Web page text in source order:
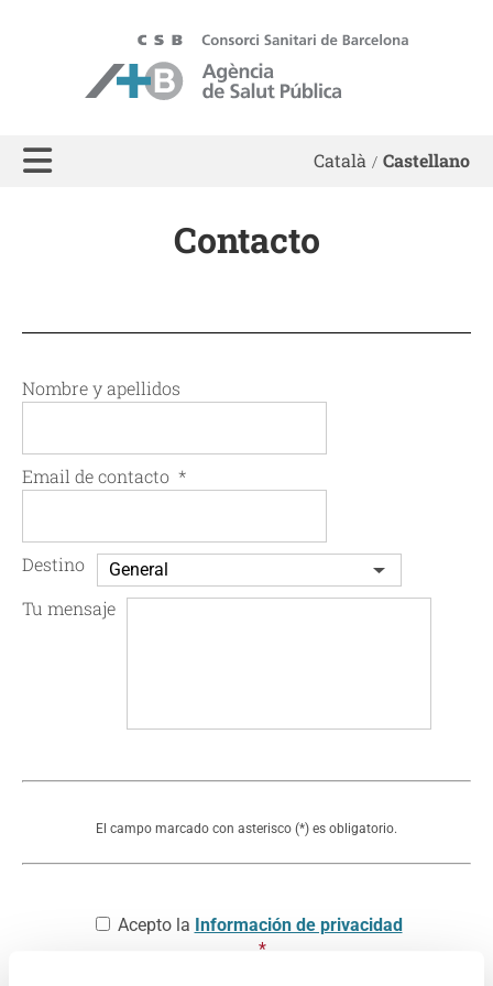
Català Castellano
Contacto
Nombre y apellidos
Email de contacto *
Destino
Tu mensaje
El campo marcado con asterisco (*) es obligatorio.
Consentimento *
Acepto la Información de privacidad
*